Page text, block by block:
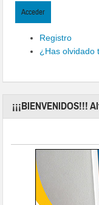
Acceder
Registro
¿Has olvidado
¡¡¡BIENVENIDOS!!!